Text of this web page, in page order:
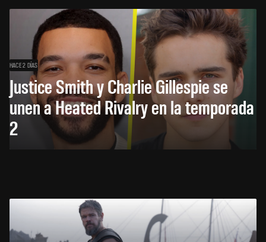
HACE 2 DÍAS
Justice Smith y Charlie Gillespie se
unen a Heated Rivalry en la temporada
2